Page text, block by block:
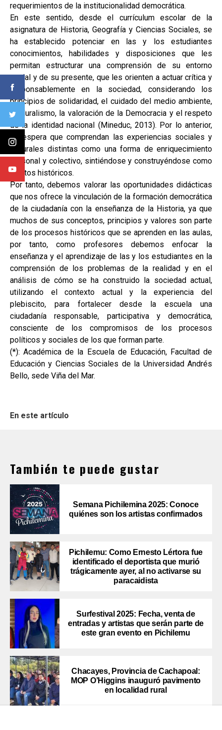
requerimientos de la institucionalidad democrática.
En este sentido, desde el currículum escolar de la
asignatura de Historia, Geografía y Ciencias Sociales, se
ha establecido potenciar en las y los estudiantes
conocimientos, habilidades y disposiciones que les
permitan estructurar una comprensión de su entorno
social y de su presente, que les orienten a actuar crítica y
responsablemente en la sociedad, considerando los
principios de solidaridad, el cuidado del medio ambiente,
el pluralismo, la valoración de la Democracia y el respeto
de la identidad nacional (Mineduc, 2013). Por lo anterior,
se espera que comprendan las experiencias sociales y
culturales distintas como una forma de enriquecimiento
personal y colectivo, sintiéndose y construyéndose como
sujetos históricos.
Por tanto, debemos valorar las oportunidades didácticas
que nos ofrece la vinculación de la formación democrática
de la ciudadanía con la enseñanza de la Historia, ya que
muchos de sus conceptos, principios y valores son parte
de los procesos históricos que se aprenden en las aulas,
por tanto, como profesores debemos enfocar la
enseñanza y el aprendizaje de las y los estudiantes en la
comprensión de los problemas de la realidad y en el
análisis de cómo se ha construido la sociedad actual,
utilizando el contexto actual y la experiencia del
plebiscito, para fortalecer desde la escuela una
ciudadanía responsable, participativa y democrática,
consciente de los compromisos de los procesos
políticos y sociales de los que forman parte.
(*): Académica de la Escuela de Educación, Facultad de
Educación y Ciencias Sociales de la Universidad Andrés
Bello, sede Viña del Mar.
En este artículo
También te puede gustar
Semana Pichilemina 2025: Conoce
quiénes son los artistas confirmados
Pichilemu: Como Ernesto Lértora fue
identificado el deportista que murió
trágicamente ayer, al no activarse su
paracaidista
Surfestival 2025: Fecha, venta de
entradas y artistas que serán parte de
este gran evento en Pichilemu
Chacayes, Provincia de Cachapoal:
MOP O’Higgins inauguró pavimento
en localidad rural